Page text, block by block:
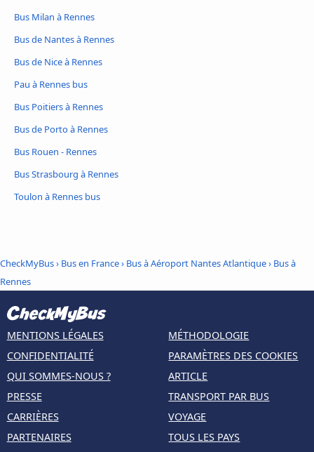
Bus Milan à Rennes
Bus de Nantes à Rennes
Bus de Nice à Rennes
Pau à Rennes bus
Bus Poitiers à Rennes
Bus de Porto à Rennes
Bus Rouen - Rennes
Bus Strasbourg à Rennes
Toulon à Rennes bus
CheckMyBus› Bus en France› Bus à Aéroport Nantes Atlantique› Bus à
Rennes
MENTIONS LÉGALES
CONFIDENTIALITÉ
QUI SOMMES-NOUS ?
PRESSE
CARRIÈRES
PARTENAIRES
MÉTHODOLOGIE
PARAMÈTRES DES COOKIES
ARTICLE
TRANSPORT PAR BUS
VOYAGE
TOUS LES PAYS